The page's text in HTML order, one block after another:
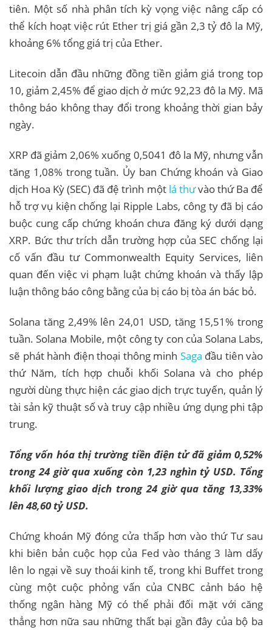
tiên. Một số nhà phân tích kỳ vọng việc nâng cấp có
thể kích hoạt việc rút Ether trị giá gần 2,3 tỷ đô la Mỹ,
khoảng 6% tổng giá trị của Ether.
Litecoin dẫn đầu những đồng tiền giảm giá trong top
10, giảm 2,45% để giao dịch ở mức 92,23 đô la Mỹ. Mã
thông báo không thay đổi trong khoảng thời gian bảy
ngày.
XRP đã giảm 2,06% xuống 0,5041 đô la Mỹ, nhưng vẫn
tăng 1,08% trong tuần. Ủy ban Chứng khoán và Giao
dịch Hoa Kỳ (SEC) đã đệ trình một lá thưvào thứ Ba để
hỗ trợ vụ kiện chống lại Ripple Labs, công ty đã bị cáo
buộc cung cấp chứng khoán chưa đăng ký dưới dạng
XRP. Bức thư trích dẫn trường hợp của SEC chống lại
cố vấn đầu tư Commonwealth Equity Services, liên
quan đến việc vi phạm luật chứng khoán và thấy lập
luận thông báo công bằng của bị cáo bị tòa án bác bỏ.
Solana tăng 2,49% lên 24,01 USD, tăng 15,51% trong
tuần. Solana Mobile, một công ty con của Solana Labs,
sẽ phát hành điện thoại thông minh Saga đầu tiên vào
thứ Năm, tích hợp chuỗi khối Solana và cho phép
người dùng thực hiện các giao dịch trực tuyến, quản lý
tài sản kỹ thuật số và truy cập nhiều ứng dụng phi tập
trung.
Tổng vốn hóa thị trường tiền điện tử đã giảm 0,52%
trong 24 giờ qua xuống còn 1,23 nghìn tỷ USD. Tổng
khối lượng giao dịch trong 24 giờ qua tăng 13,33%
lên 48,60 tỷ USD.
Chứng khoán Mỹ đóng cửa thấp hơn vào thứ Tư sau
khi biên bản cuộc họp của Fed vào tháng 3 làm dấy
lên lo ngại về suy thoái kinh tế, trong khi Buffet trong
cùng một cuộc phỏng vấn của CNBC cảnh báo hệ
thống ngân hàng Mỹ có thể phải đối mặt với căng
thẳng hơn nữa sau những thất bại gần đây của bộ ba